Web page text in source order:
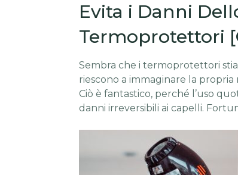
Evita i Danni
Termoprotettori
Sembra che i termoprotettori
riescono a immaginare la
Ciò è fantastico, perché l’uso
danni irreversibili ai capelli.